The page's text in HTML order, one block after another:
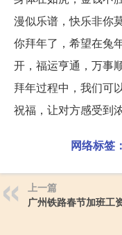
漫似乐谱，快乐非你
你拜年了，希望在兔
开，福运亨通，万事
拜年过程中，我们可
祝福，让对方感受到
网络标签：
上一篇
广州铁路春节加班工